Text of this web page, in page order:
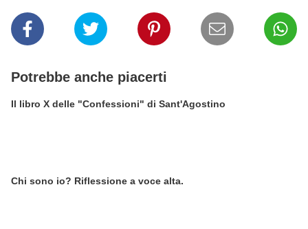
Potrebbe anche piacerti
Il libro X delle "Confessioni" di Sant'Agostino
Chi sono io? Riflessione a voce alta.